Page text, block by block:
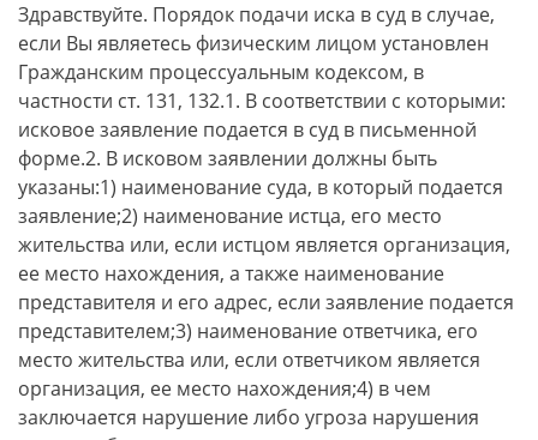
Здравствуйте. Порядок подачи иска в суд в случае,
если Вы являетесь физическим лицом установлен
Гражданским процессуальным кодексом, в
частности ст. 131, 132.1. В соответствии с которыми:
исковое заявление подается в суд в письменной
форме.2. В исковом заявлении должны быть
указаны:1) наименование суда, в который подается
заявление;2) наименование истца, его место
жительства или, если истцом является организация,
ее место нахождения, а также наименование
представителя и его адрес, если заявление подается
представителем;3) наименование ответчика, его
место жительства или, если ответчиком является
организация, ее место нахождения;4) в чем
заключается нарушение либо угроза нарушения